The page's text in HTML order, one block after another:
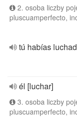
2. osoba liczby
pluscuamperfecto,
tú habías
él [luchar]
3. osoba liczby
pluscuamperfecto,